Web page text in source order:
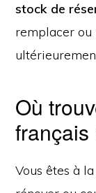
stock de
remplacer
Où
français
Vous êtes à